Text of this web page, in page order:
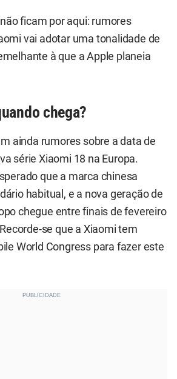
ficam por aqui: rumores
vai adotar uma tonalidade de
à que a Apple planeia
chega?
ainda rumores sobre a data de
série Xiaomi 18 na Europa.
que a marca chinesa
habitual, e a nova geração de
chegue entre finais de fevereiro
se que a Xiaomi tem
World Congress para fazer este